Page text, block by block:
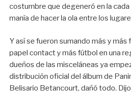
costumbre que degeneró en la
manía de hacer la ola entre los
Y así se fueron sumando más y más
papel contact y más fútbol en una
dueños de las misceláneas ya
distribución oficial del álbum de
Belisario Betancourt, dañó todo.